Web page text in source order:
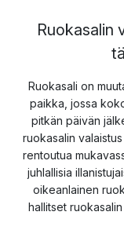
Ruokasalin
Ruokasali on
paikka, jossa
pitkän päivän
ruokasalin
rentoutua
juhlallisia
oikeanlainen
hallitset